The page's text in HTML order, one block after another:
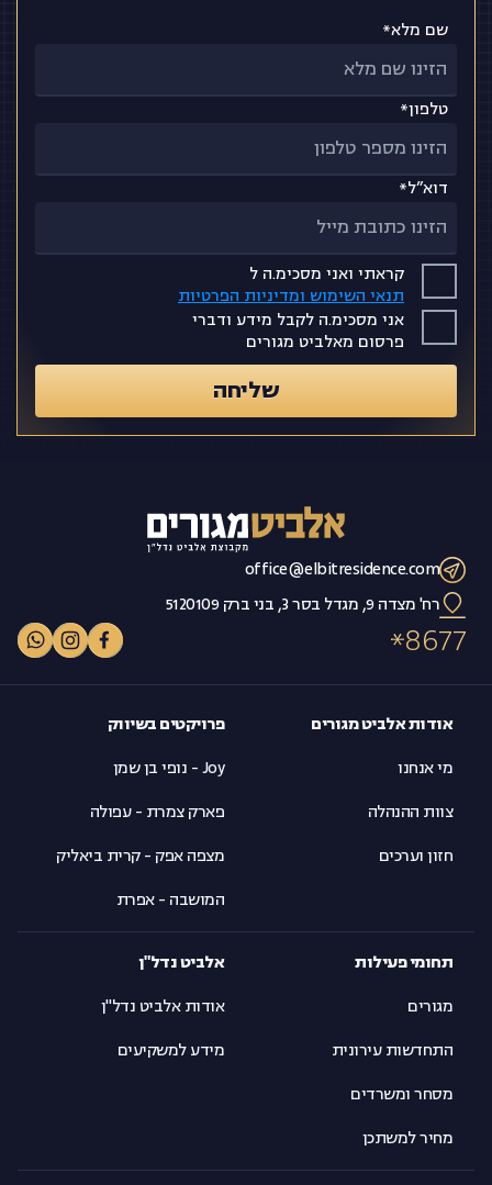
שם מלא*
טלפון*
דוא”ל*
קראתי ואני מסכימ.ה ל
תנאי השימוש ומדיניות הפרטיות
אני מסכימ.ה לקבל מידע ודברי
פרסום מאלביט מגורים
שליחה
office@elbitresidence.com
רח' מצדה 9, מגדל בסר 3, בני ברק 5120109
8677
אודות אלביט מגורים
מי אנחנו
צוות ההנהלה
חזון וערכים
פרויקטים בשיווק
Joy - נופי בן שמן
פארק צמרת - עפולה
מצפה אפק - קרית ביאליק
המושבה - אפרת
תחומי פעילות
מגורים
התחדשות עירונית
מסחר ומשרדים
מחיר למשתכן
אלביט נדל"ן
אודות אלביט נדל"ן
מידע למשקיעים